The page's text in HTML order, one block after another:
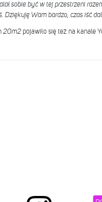
sobie być w tej przestrzeni
Dziękuję Wam bardzo, czas iść
20m2 pojawiło się też na kanale